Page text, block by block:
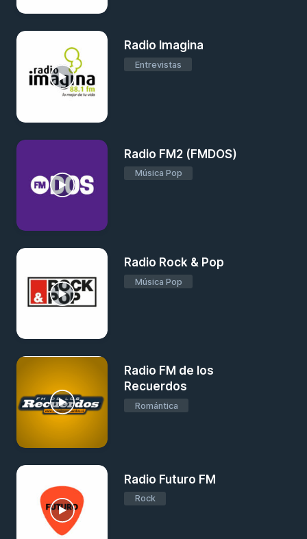
Radio Imagina
Entrevistas
Radio FM2 (FMDOS)
Música Pop
Radio Rock & Pop
Música Pop
Radio FM de los
Recuerdos
Romántica
Radio Futuro FM
Rock